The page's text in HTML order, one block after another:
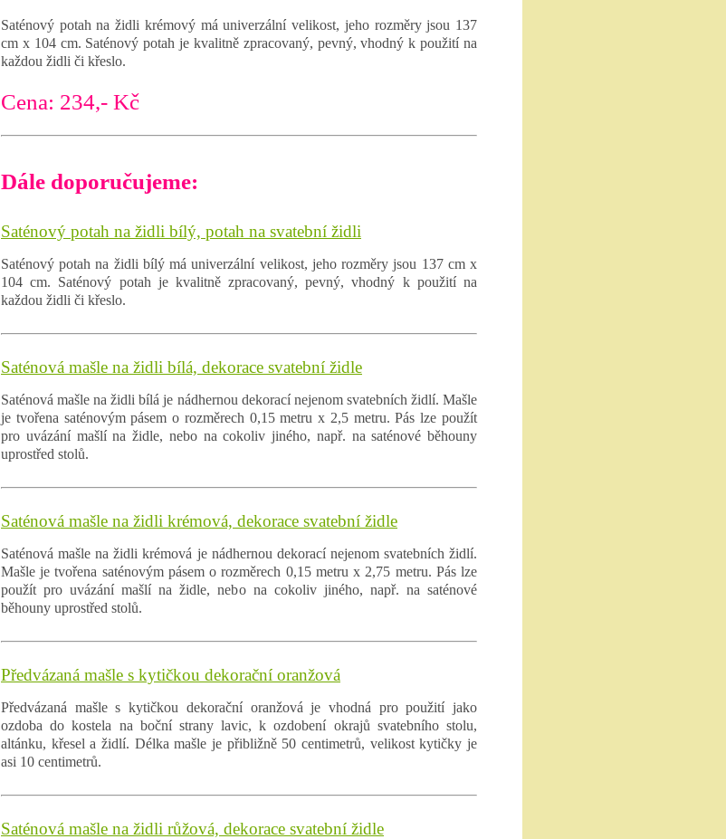
Saténový potah na židli krémový má univerzální velikost, jeho rozměry jsou 137
cm x 104 cm. Saténový potah je kvalitně zpracovaný, pevný, vhodný k použití na
každou židli či křeslo.
Cena: 234,- Kč
Dále doporučujeme:
Saténový potah na židli bílý, potah na svatební židli
Saténový potah na židli bílý má univerzální velikost, jeho rozměry jsou 137 cm x
104 cm. Saténový potah je kvalitně zpracovaný, pevný, vhodný k použití na
každou židli či křeslo.
Saténová mašle na židli bílá, dekorace svatební židle
Saténová mašle na židli bílá je nádhernou dekorací nejenom svatebních židlí. Mašle
je tvořena saténovým pásem o rozměrech 0,15 metru x 2,5 metru. Pás lze použít
pro uvázání mašlí na židle, nebo na cokoliv jiného, např. na saténové běhouny
uprostřed stolů.
Saténová mašle na židli krémová, dekorace svatební židle
Saténová mašle na židli krémová je nádhernou dekorací nejenom svatebních židlí.
Mašle je tvořena saténovým pásem o rozměrech 0,15 metru x 2,75 metru. Pás lze
použít pro uvázání mašlí na židle, nebo na cokoliv jiného, např. na saténové
běhouny uprostřed stolů.
Předvázaná mašle s kytičkou dekorační oranžová
Předvázaná mašle s kytičkou dekorační oranžová je vhodná pro použití jako
ozdoba do kostela na boční strany lavic, k ozdobení okrajů svatebního stolu,
altánku, křesel a židlí. Délka mašle je přibližně 50 centimetrů, velikost kytičky je
asi 10 centimetrů.
Saténová mašle na židli růžová, dekorace svatební židle